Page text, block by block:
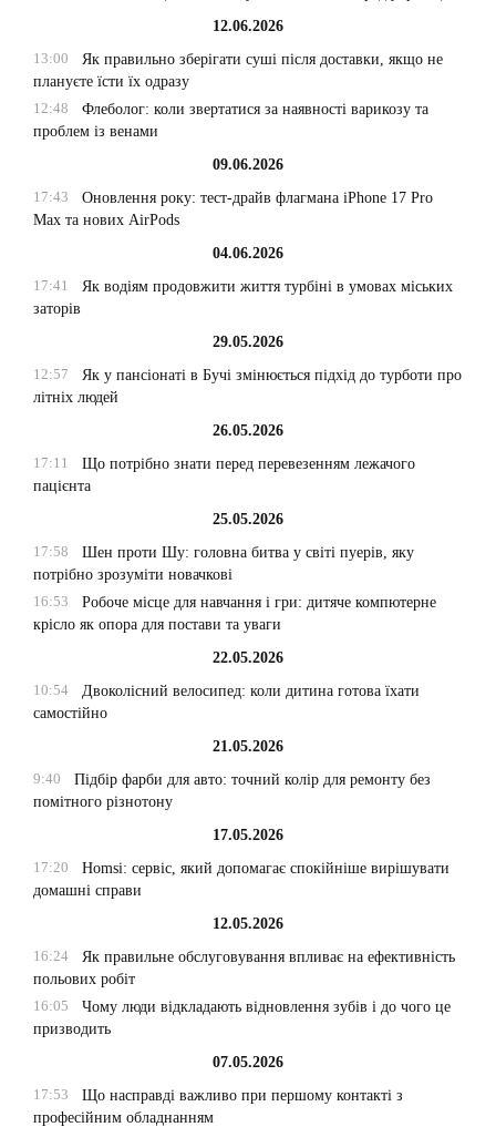
12.06.2026
13:00
Як правильно зберігати суші після доставки, якщо не
плануєте їсти їх одразу
12:48
Флеболог: коли звертатися за наявності варикозу та
проблем із венами
09.06.2026
17:43
Оновлення року: тест-драйв флагмана iPhone 17 Pro
Max та нових AirPods
04.06.2026
17:41
Як водіям продовжити життя турбіні в умовах міських
заторів
29.05.2026
12:57
Як у пансіонаті в Бучі змінюється підхід до турботи про
літніх людей
26.05.2026
17:11
Що потрібно знати перед перевезенням лежачого
пацієнта
25.05.2026
17:58
Шен проти Шу: головна битва у світі пуерів, яку
потрібно зрозуміти новачкові
16:53
Робоче місце для навчання і гри: дитяче компютерне
крісло як опора для постави та уваги
22.05.2026
10:54
Двоколісний велосипед: коли дитина готова їхати
самостійно
21.05.2026
9:40
Підбір фарби для авто: точний колір для ремонту без
помітного різнотону
17.05.2026
17:20
Homsi: сервіс, який допомагає спокійніше вирішувати
домашні справи
12.05.2026
16:24
Як правильне обслуговування впливає на ефективність
польових робіт
16:05
Чому люди відкладають відновлення зубів і до чого це
призводить
07.05.2026
17:53
Що насправді важливо при першому контакті з
професійним обладнанням